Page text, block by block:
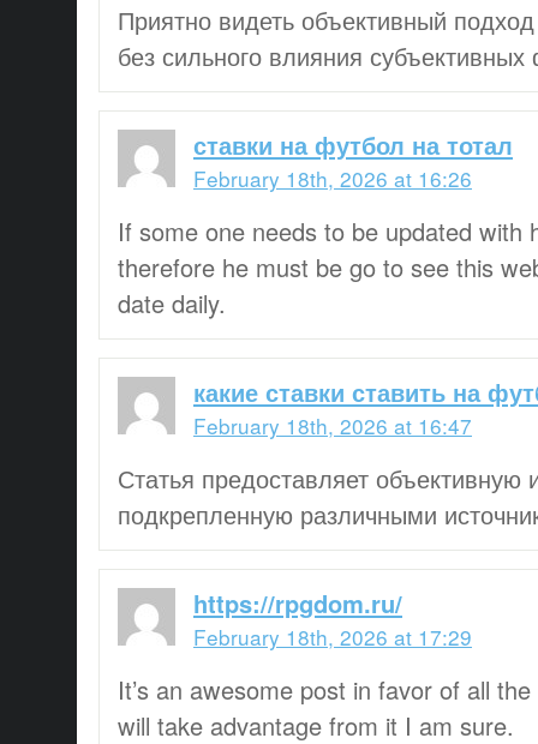
Приятно видеть объективный
без сильного влияния субъективных
ставки на футбол на тотал
February 18th, 2026 at 16:26
If some one needs to be updated with
therefore he must be go to see this
date daily.
какие ставки ставить на
February 18th, 2026 at 16:47
Статья предоставляет
подкрепленную различными
https://rpgdom.ru/
February 18th, 2026 at 17:29
It’s an awesome post in favor of all
will take advantage from it I am sure.